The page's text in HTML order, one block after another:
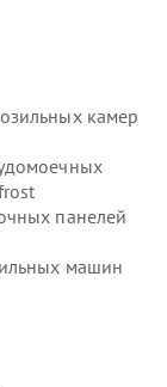
камер
панелей
машин